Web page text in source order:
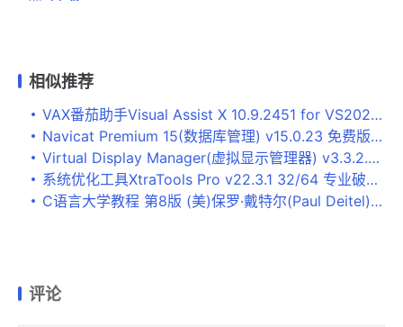
相似推荐
VAX番茄助手Visual Assist X 10.9.2451 for VS2022 免费破解版(附key+方法) 64位
Navicat Premium 15(数据库管理) v15.0.23 免费版(附安装教程) 64位
Virtual Display Manager(虚拟显示管理器) v3.3.2.44677 中文破解版
系统优化工具XtraTools Pro v22.3.1 32/64 专业破解版 附激活教程
C语言大学教程 第8版 (美)保罗·戴特尔(Paul Deitel)著 中文高清扫描版完整书签 166MB
评论